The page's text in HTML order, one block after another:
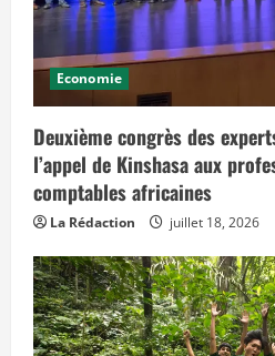
Economie
Deuxième congrès des
l’appel de Kinshasa aux
comptables africaines
La Rédaction juillet 18, 2026